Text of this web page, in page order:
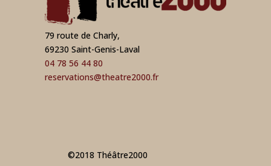
79 route de Charly,
69230 Saint-Genis-Laval
04 78 56 44 80
reservations@theatre2000.fr
©2018 Théâtre2000